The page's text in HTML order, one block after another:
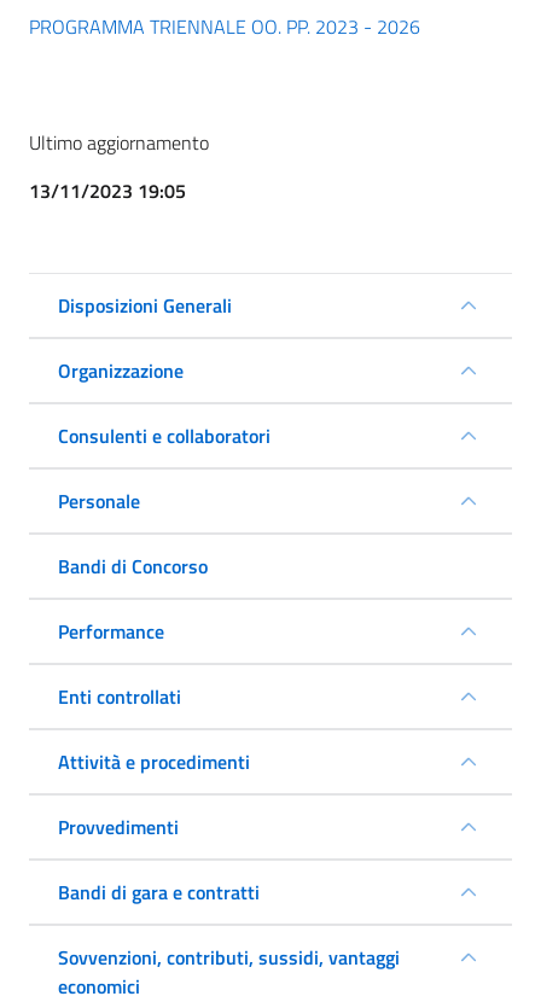
PROGRAMMA TRIENNALE OO. PP. 2023 - 2026
Ultimo aggiornamento
13/11/2023 19:05
Disposizioni Generali
Organizzazione
Consulenti e collaboratori
Personale
Bandi di Concorso
Performance
Enti controllati
Attività e procedimenti
Provvedimenti
Bandi di gara e contratti
Sovvenzioni, contributi, sussidi, vantaggi
economici